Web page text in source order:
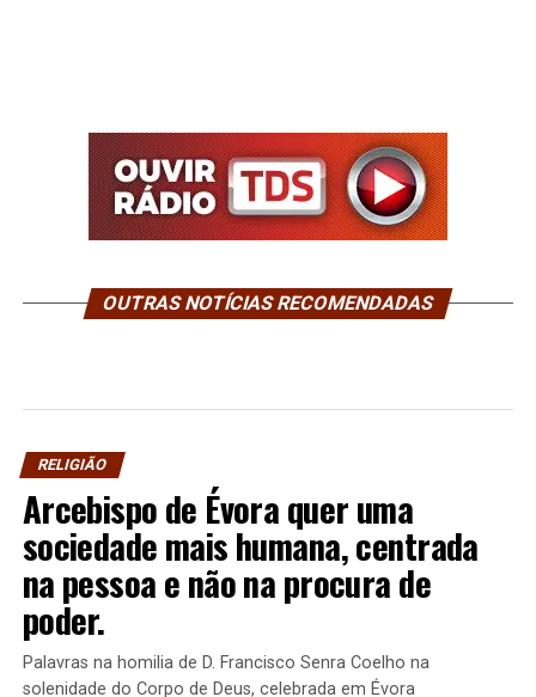
OUTRAS NOTÍCIAS RECOMENDADAS
RELIGIÃO
Arcebispo de Évora quer uma
sociedade mais humana, centrada
na pessoa e não na procura de
poder.
Palavras na homilia de D. Francisco Senra Coelho na
solenidade do Corpo de Deus, celebrada em Évora